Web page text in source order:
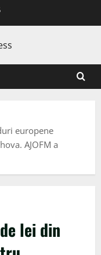
europene
AJOFM a
lei din